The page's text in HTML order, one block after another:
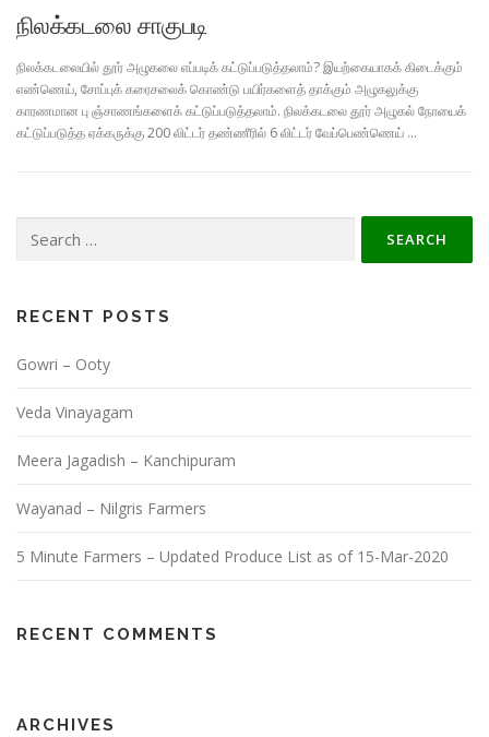
நிலக்கடலை சாகுபடி
நிலக்கடலையில் தூர் அழுகலை எப்படிக் கட்டுப்படுத்தலாம்? இயற்கையாகக் கிடைக்கும்
எண்ணெய், சோப்புக் கரைசலைக் கொண்டு பயிர்களைத் தாக்கும் அழுகலுக்கு
காரணமான பு ஞ்சாணங்களைக் கட்டுப்படுத்தலாம். நிலக்கடலை தூர் அழுகல் நோயைக்
கட்டுப்படுத்த ஏக்கருக்கு 200 லிட்டர் தண்ணீரில் 6 லிட்டர் வேப்பெண்ணெய் …
for:
RECENT POSTS
Gowri – Ooty
Veda Vinayagam
Meera Jagadish – Kanchipuram
Wayanad – Nilgris Farmers
5 Minute Farmers – Updated Produce List as of 15-Mar-2020
RECENT COMMENTS
ARCHIVES